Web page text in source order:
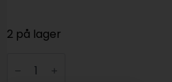
2 på lager